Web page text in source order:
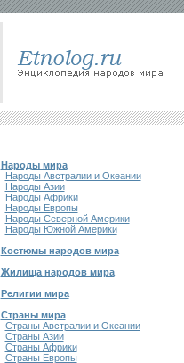
Народы мира
Народы Австралии и Океании
Народы Азии
Народы Африки
Народы Европы
Народы Северной Америки
Народы Южной Америки
Костюмы народов мира
Жилища народов мира
Религии мира
Страны мира
Страны Австралии и Океании
Страны Азии
Страны Африки
Страны Европы